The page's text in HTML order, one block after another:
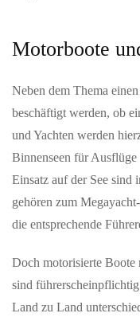
MAI 29, 2026
zum zehnten Mal
Wasserextreme
jeden Ort treffen. Am…
Motorboote
Neben dem Thema
beschäftigt werden, ob
und Yachten werden
Binnenseen für Ausflüge
Einsatz auf der See sind
gehören zum
die entsprechende
Doch motorisierte Boote
sind
Land zu Land